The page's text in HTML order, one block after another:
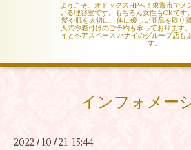
ようこそ、オドックスHPへ！東海市でメ
いる理容室です。もちろん女性もOKです
髪や肌を大切に、体に優しい商品を取り
人式や着付けのご予約も承っております
イとヘアスペース ハナイのグループ店も
す。
インフォメー
2022 / 10 /21 15:44